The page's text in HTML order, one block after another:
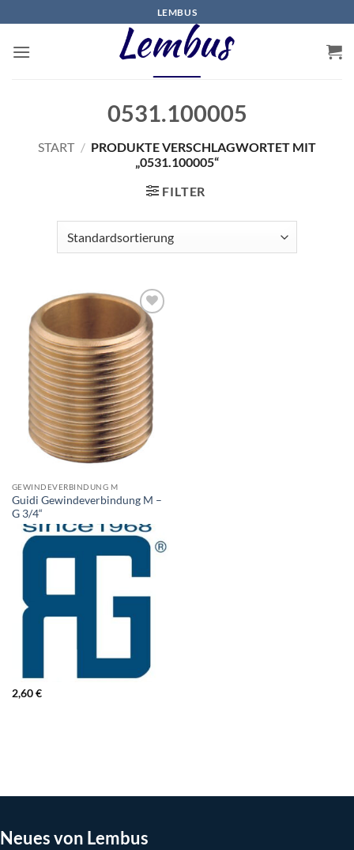
Inhalt
springen
LEMBUS
0531.100005
START / PRODUKTE VERSCHLAGWORTET MIT
„0531.100005“
FILTER
GEWINDEVERBINDUNG M
Guidi Gewindeverbindung M –
G 3/4“
2,60€
Neues von Lembus